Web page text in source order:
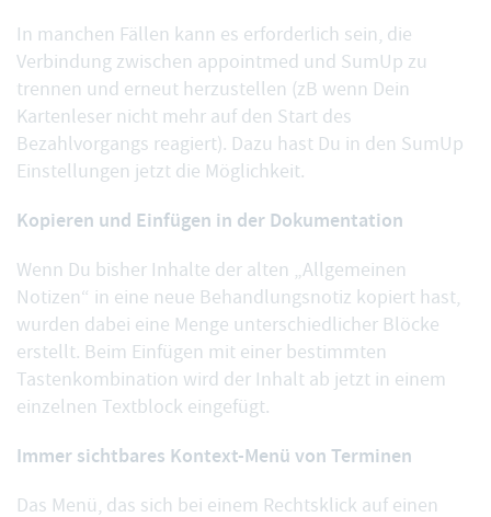
In manchen Fällen kann es erforderlich sein, die
Verbindung zwischen appointmed und SumUp zu
trennen und erneut herzustellen (zB wenn Dein
Kartenleser nicht mehr auf den Start des
Bezahlvorgangs reagiert). Dazu hast Du in den SumUp
Einstellungen jetzt die Möglichkeit.
Kopieren und Einfügen in der Dokumentation
Wenn Du bisher Inhalte der alten „Allgemeinen
Notizen“ in eine neue Behandlungsnotiz kopiert hast,
wurden dabei eine Menge unterschiedlicher Blöcke
erstellt. Beim Einfügen mit einer bestimmten
Tastenkombination wird der Inhalt ab jetzt in einem
einzelnen Textblock eingefügt.
Immer sichtbares Kontext-Menü von Terminen
Das Menü, das sich bei einem Rechtsklick auf einen